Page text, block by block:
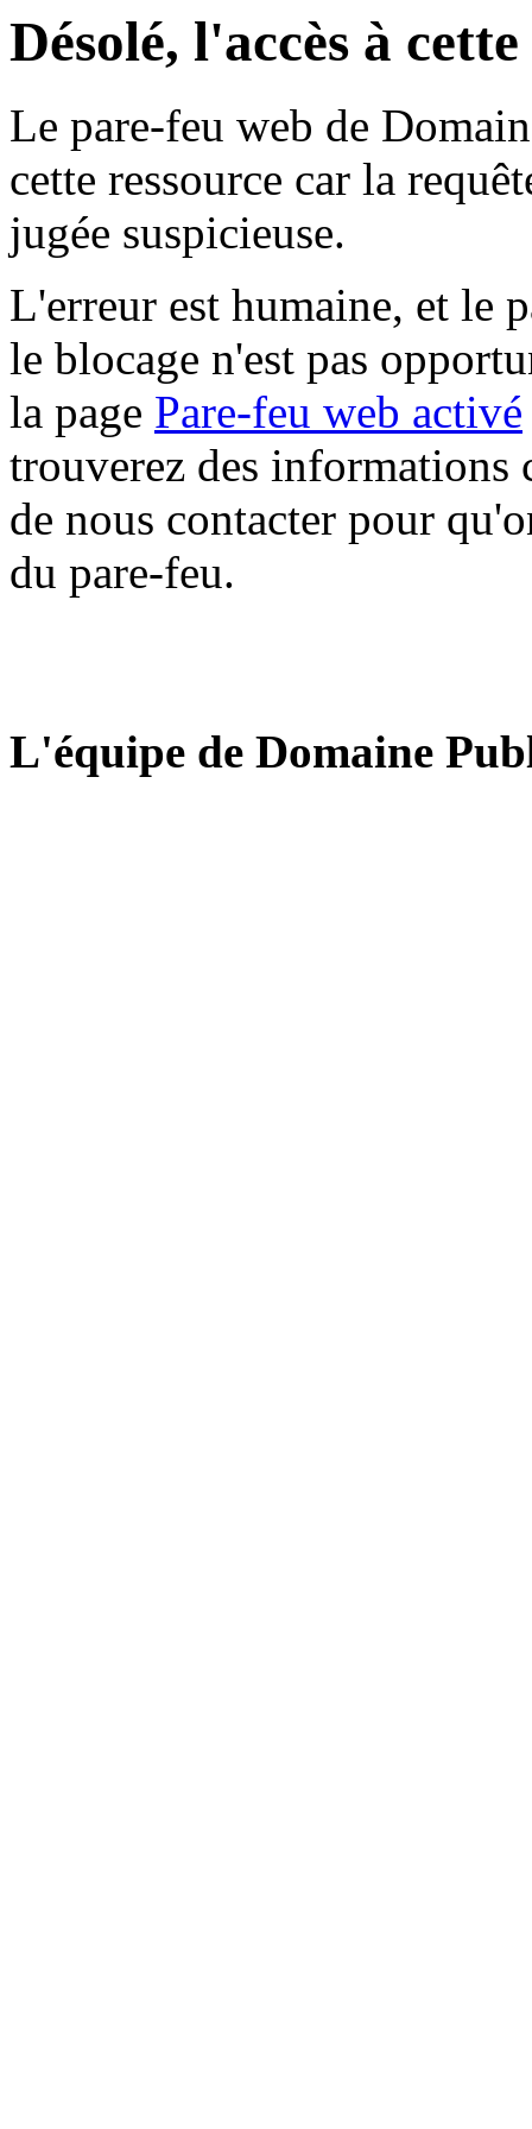
Désolé, l'accès à
Le pare-feu web de
cette ressource car la
jugée suspicieuse.
L'erreur est humaine, et le
le blocage n'est pas
la page Pare-feu web activé
trouverez des informations
de nous contacter pour
du pare-feu.
L'équipe de Domaine